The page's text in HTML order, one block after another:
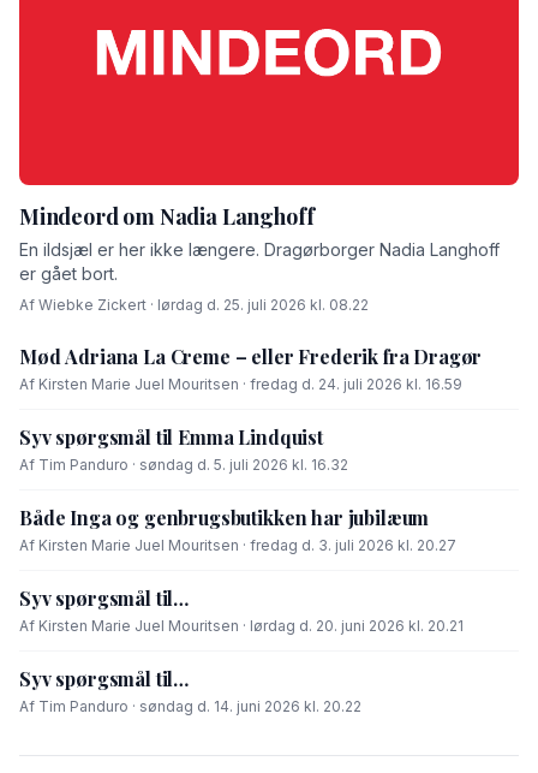
Mindeord om Nadia Langhoff
En ildsjæl er her ikke længere. Dragørborger Nadia Langhoff
er gået bort.
Af Wiebke Zickert · lørdag d. 25. juli 2026 kl. 08.22
Mød Adriana La Creme – eller Frederik fra Dragør
Af Kirsten Marie Juel Mouritsen · fredag d. 24. juli 2026 kl. 16.59
Syv spørgsmål til Emma Lindquist
Af Tim Panduro · søndag d. 5. juli 2026 kl. 16.32
Både Inga og genbrugsbutikken har jubilæum
Af Kirsten Marie Juel Mouritsen · fredag d. 3. juli 2026 kl. 20.27
Syv spørgsmål til…
Af Kirsten Marie Juel Mouritsen · lørdag d. 20. juni 2026 kl. 20.21
Syv spørgsmål til…
Af Tim Panduro · søndag d. 14. juni 2026 kl. 20.22